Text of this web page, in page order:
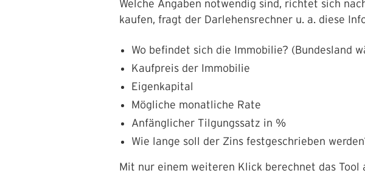
Welche Angaben notwendig sind, richtet sich
kaufen, fragt der Darlehensrechner u. a. diese
Wo befindet sich die Immobilie? (Bundesland
Kaufpreis der Immobilie
Eigenkapital
Mögliche monatliche Rate
Anfänglicher Tilgungssatz in %
Wie lange soll der Zins festgeschrieben
Mit nur einem weiteren Klick berechnet das